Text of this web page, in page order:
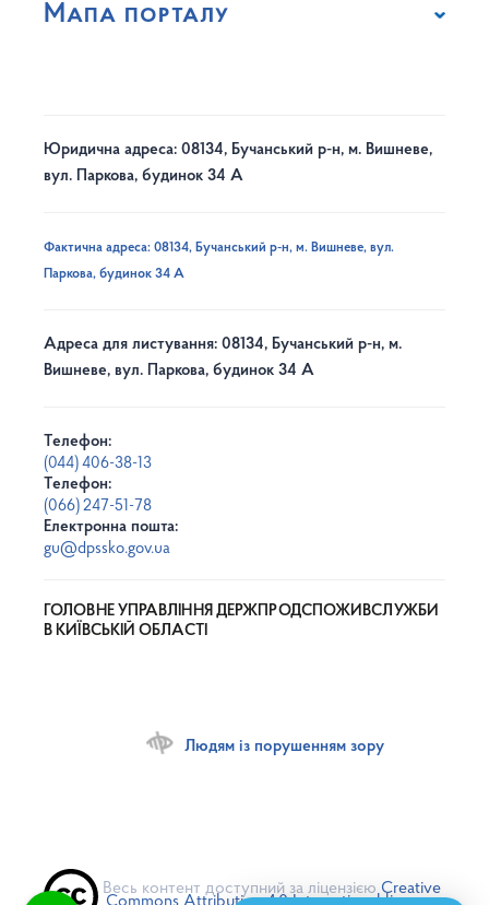
Мапа порталу
Юридична адреса: 08134, Бучанський р-н, м. Вишневе,
вул. Паркова, будинок 34 А
Фактична адреса: 08134, Бучанський р-н, м. Вишневе, вул.
Паркова, будинок 34 А
Адреса для листування: 08134, Бучанський р-н, м.
Вишневе, вул. Паркова, будинок 34 А
Телефон:
(044) 406-38-13
Телефон:
(066) 247-51-78
Електронна пошта:
gu@dpssko.gov.ua
ГОЛОВНЕ УПРАВЛІННЯ ДЕРЖПРОДСПОЖИВСЛУЖБИ
В КИЇВСЬКІЙ ОБЛАСТІ
Людям із порушенням зору
Весь контент доступний за ліцензією Creative